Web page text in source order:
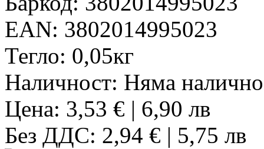
EAN: 3802014995023
Тегло: 0,05кг
Наличност: Няма
Цена: 3,53 € | 6,90 лв
Без ДДС: 2,94 € | 5,75 лв